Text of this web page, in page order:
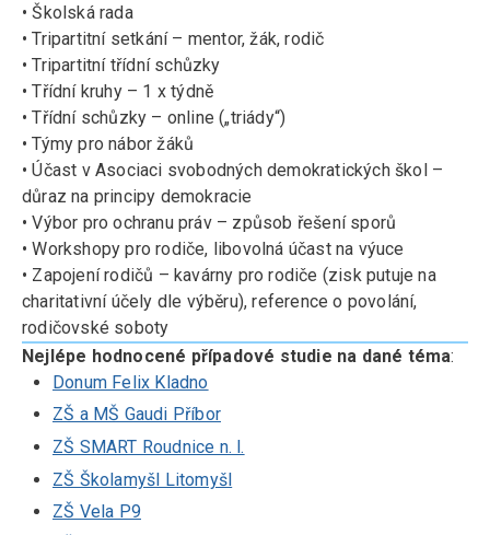
• Školská rada
• Tripartitní setkání – mentor, žák, rodič
• Tripartitní třídní schůzky
• Třídní kruhy – 1 x týdně
• Třídní schůzky – online („triády“)
• Týmy pro nábor žáků
• Účast v Asociaci svobodných demokratických škol –
důraz na principy demokracie
• Výbor pro ochranu práv – způsob řešení sporů
• Workshopy pro rodiče, libovolná účast na výuce
• Zapojení rodičů – kavárny pro rodiče (zisk putuje na
charitativní účely dle výběru), reference o povolání,
rodičovské soboty
Nejlépe hodnocené případové studie na dané téma:
Donum Felix Kladno
ZŠ a MŠ Gaudi Příbor
ZŠ SMART Roudnice n. l.
ZŠ Školamyšl Litomyšl
ZŠ Vela P9